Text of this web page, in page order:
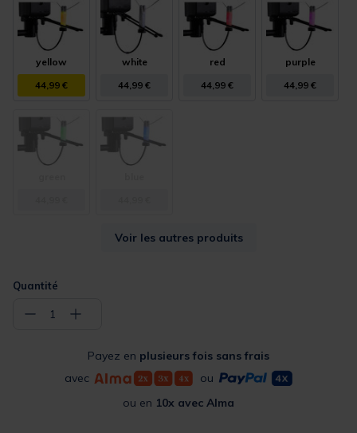
yellow
44,99 €
white
44,99 €
red
44,99 €
purple
44,99 €
Voir les autres produits
Quantité
− 1 +
Payez en plusieurs fois sans frais
avec
ou
ou en 10x avec Alma